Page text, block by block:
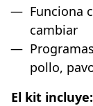
Funciona
cambiar
pollo,
El kit incluye: